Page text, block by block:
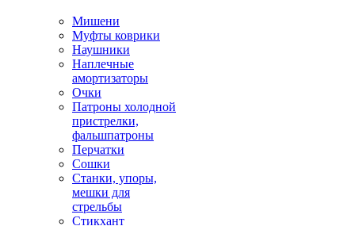
Мишени
Муфты коврики
Наушники
Наплечные
амортизаторы
Очки
Патроны холодной
пристрелки,
фальшпатроны
Перчатки
Сошки
Станки, упоры,
мешки для
стрельбы
Стикхант